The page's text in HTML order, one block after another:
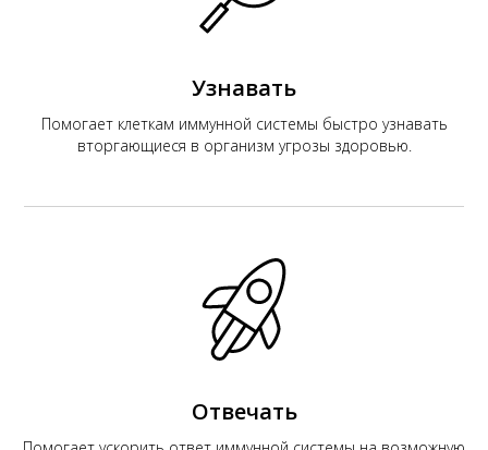
Узнавать
Помогает клеткам иммунной системы быстро узнавать
вторгающиеся в организм угрозы здоровью.
Отвечать